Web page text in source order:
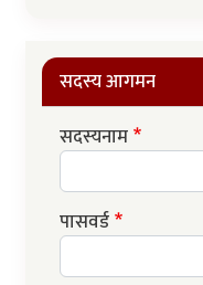
सदस्य आगमन
सदस्यनाम
पासवर्ड